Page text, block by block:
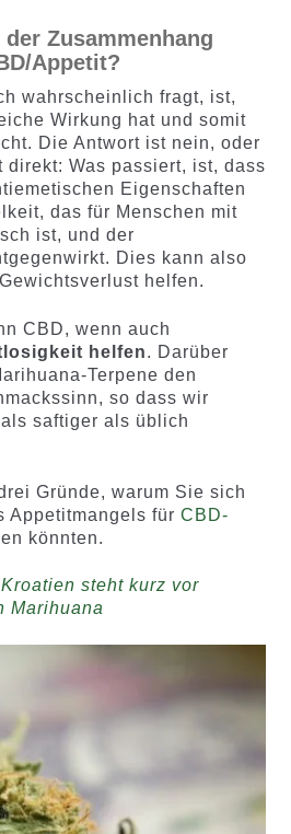
Zusammenhang
Appetit?
wahrscheinlich fragt, ist,
Wirkung hat und somit
Die Antwort ist nein, oder
direkt: Was passiert, ist, dass
Eigenschaften
das für Menschen mit
ist, und der
Dies kann also
helfen.
CBD, wenn auch
helfen. Darüber
Terpene den
so dass wir
saftiger als üblich
Gründe, warum Sie sich
Appetitmangels für CBD-
könnten.
Kroatien steht kurz vor
Marihuana